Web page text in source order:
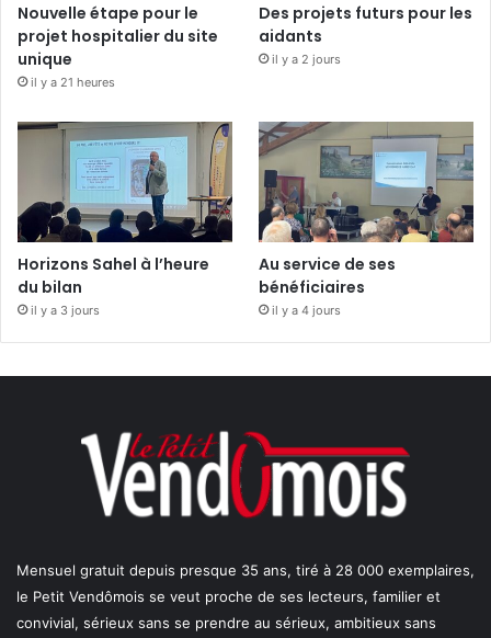
Nouvelle étape pour le
projet hospitalier du site
unique
il y a 21 heures
Des projets futurs pour les
aidants
il y a 2 jours
Horizons Sahel à l’heure
du bilan
il y a 3 jours
Au service de ses
bénéficiaires
il y a 4 jours
Mensuel gratuit depuis presque 35 ans, tiré à 28 000 exemplaires,
le Petit Vendômois se veut proche de ses lecteurs, familier et
convivial, sérieux sans se prendre au sérieux, ambitieux sans